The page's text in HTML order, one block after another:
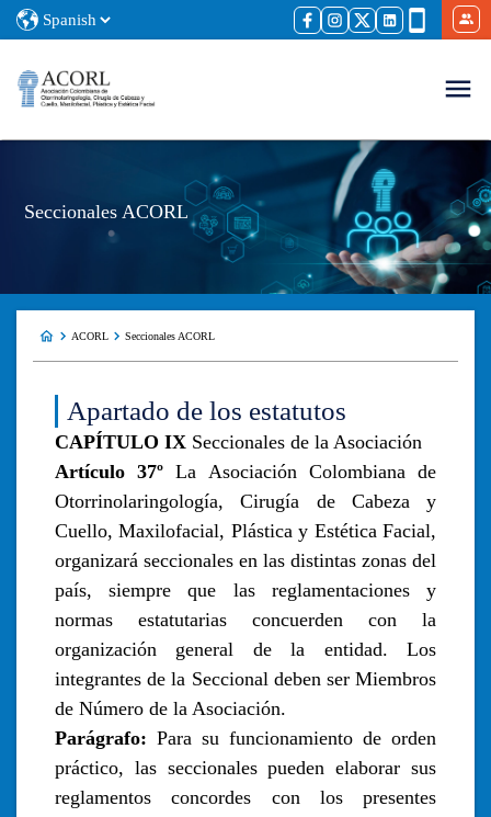
Seccionales ACORL
ACORL Seccionales ACORL
Apartado de los estatutos
CAPÍTULO IX Seccionales de la Asociación
Artículo 37ºLa Asociación Colombiana de
Otorrinolaringología, Cirugía de Cabeza y
Cuello, Maxilofacial, Plástica y Estética Facial,
organizará seccionales en las distintas zonas del
país, siempre que las reglamentaciones y
normas estatutarias concuerden con la
organización general de la entidad. Los
integrantes de la Seccional deben ser Miembros
de Número de la Asociación.
Parágrafo: Para su funcionamiento de orden
práctico, las seccionales pueden elaborar sus
reglamentos concordes con los presentes